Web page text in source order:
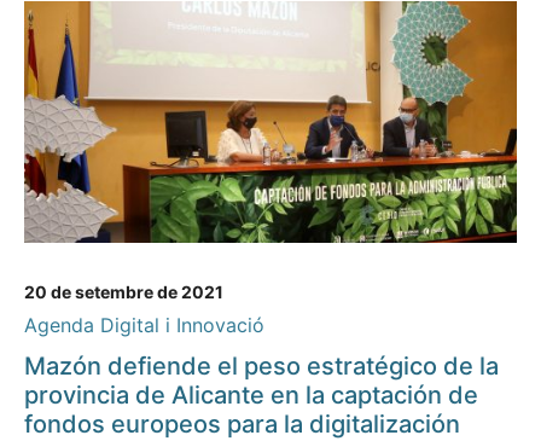
20 de setembre de 2021
Agenda Digital i Innovació
Mazón defiende el peso estratégico de la
provincia de Alicante en la captación de
fondos europeos para la digitalización